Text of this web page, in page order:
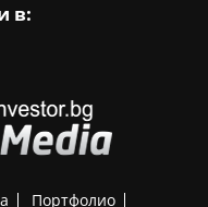
в:
Портфолио